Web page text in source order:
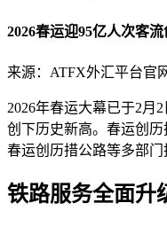
2026春运迎95亿人次客
来源：ATFX外汇平台官
2026年春运大幕已于2月
创下历史新高。春运创
春运创历措公路等多部
铁路服务全面升